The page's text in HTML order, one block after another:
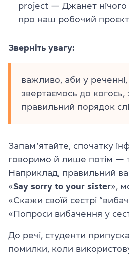
project — Джанет нічого
про наш робочий
Зверніть увагу:
важливо, аби у
звертаємось до когось,
правильний порядок
Запамʼятайте, спочатку
говоримо й лише потім —
Наприклад, правильний
«Say sorry to your sister»,
«Скажи своїй сестрі
«Попроси вибачення у
До речі, студенти
помилки, коли